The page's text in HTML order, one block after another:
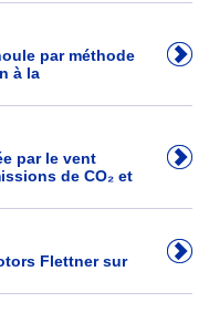
par méthode
à la
par le vent
de CO₂ et
Flettner sur